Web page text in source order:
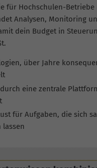
für Hochschulen-Betriebe
Analysen, Monitoring
dein Budget in
über Jahre
eine zentrale
für Aufgaben, die sich
lassen